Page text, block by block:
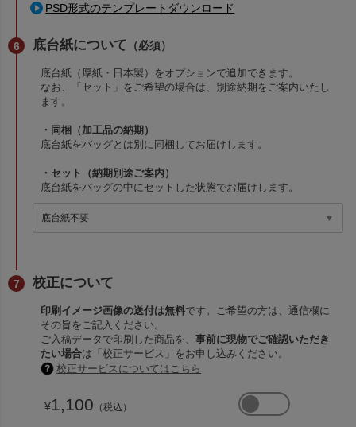
PSD形式のテンプレートダウンロード
底台紙について （必須）
底台紙（厚紙・日本製）をオプションで追加できます。
なお、「セット」をご希望の場合は、別途納期をご案内いたし
ます。
・同梱（加工品の納期）
底台紙をバッグとは別に同梱してお届けします。
・セット（納期別途ご案内）
底台紙をバッグの中にセットした状態でお届けします。
校正について
印刷イメージ画像の送付は無料です。ご希望の方は、通信欄に
その旨をご記入ください。
ご入稿データで印刷した商品を、事前に現物でご確認いただき
たい場合は「校正サービス」をお申し込みください。
校正サービスについてはこちら
¥1,100 （税込）